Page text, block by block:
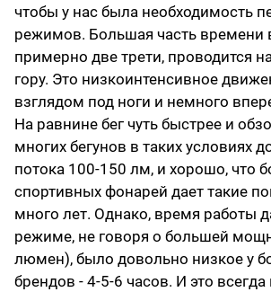
чтобы у нас была необходимость
режимов. Большая часть времени
примерно две трети, проводится
гору. Это низкоинтенсивное
взглядом под ноги и немного
На равнине бег чуть быстрее и
многих бегунов в таких условиях
потока 100-150 лм, и хорошо, что
спортивных фонарей дает такие
много лет. Однако, время работы
режиме, не говоря о большей
люмен), было довольно низкое у
брендов - 4-5-6 часов. И это